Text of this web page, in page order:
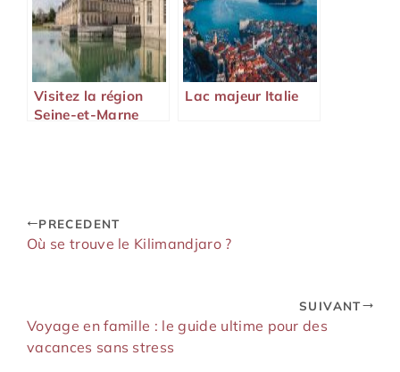
Visitez la région
Seine-et-Marne
Lac majeur Italie
PRECEDENT
Où se trouve le Kilimandjaro ?
SUIVANT
Voyage en famille : le guide ultime pour des
vacances sans stress